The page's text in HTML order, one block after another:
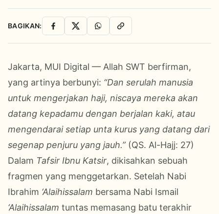
BAGIKAN: Facebook
X WhatsAppSalin Link
Jakarta, MUI Digital — Allah SWT berfirman,
yang artinya berbunyi: “Dan serulah manusia
untuk mengerjakan haji, niscaya mereka akan
datang kepadamu dengan berjalan kaki, atau
mengendarai setiap unta kurus yang datang dari
segenap penjuru yang jauh.” (QS. Al-Hajj: 27)
Dalam Tafsir Ibnu Katsir, dikisahkan sebuah
fragmen yang menggetarkan. Setelah Nabi
Ibrahim ‘Alaihissalam bersama Nabi Ismail
‘Alaihissalam tuntas memasang batu terakhir